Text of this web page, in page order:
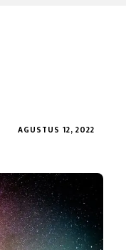
AGUSTUS 12, 2022